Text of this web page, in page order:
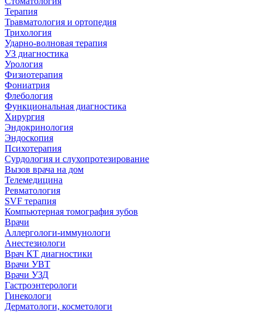
Терапия
Травматология и ортопедия
Трихология
Ударно-волновая терапия
УЗ диагностика
Урология
Физиотерапия
Фониатрия
Флебология
Функциональная диагностика
Хирургия
Эндокринология
Эндоскопия
Психотерапия
Сурдология и слухопротезирование
Вызов врача на дом
Телемедицина
Ревматология
SVF терапия
Компьютерная томография зубов
Врачи
Аллергологи-иммунологи
Анестезиологи
Врач КТ диагностики
Врачи УВТ
Врачи УЗД
Гастроэнтерологи
Гинекологи
Дерматологи, косметологи